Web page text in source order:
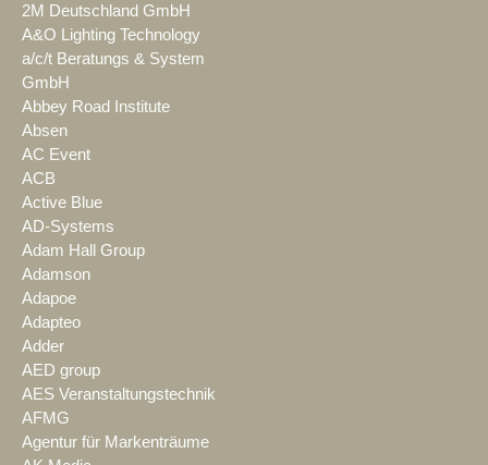
2M Deutschland GmbH
A&O Lighting Technology
a/c/t Beratungs & System
GmbH
Abbey Road Institute
Absen
AC Event
ACB
Active Blue
AD-Systems
Adam Hall Group
Adamson
Adapoe
Adapteo
Adder
AED group
AES Veranstaltungstechnik
AFMG
Agentur für Markenträume